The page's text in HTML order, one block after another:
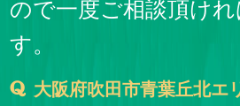
ので一度ご相談頂けれ
す。
大阪府吹田市青葉丘北エ